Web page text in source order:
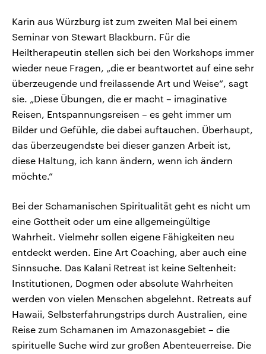
Karin aus Würzburg ist zum zweiten Mal bei einem
Seminar von Stewart Blackburn. Für die
Heiltherapeutin stellen sich bei den Workshops immer
wieder neue Fragen, „die er beantwortet auf eine sehr
überzeugende und freilassende Art und Weise“, sagt
sie. „Diese Übungen, die er macht – imaginative
Reisen, Entspannungsreisen – es geht immer um
Bilder und Gefühle, die dabei auftauchen. Überhaupt,
das überzeugendste bei dieser ganzen Arbeit ist,
diese Haltung, ich kann ändern, wenn ich ändern
möchte.“
Bei der Schamanischen Spiritualität geht es nicht um
eine Gottheit oder um eine allgemeingültige
Wahrheit. Vielmehr sollen eigene Fähigkeiten neu
entdeckt werden. Eine Art Coaching, aber auch eine
Sinnsuche. Das Kalani Retreat ist keine Seltenheit:
Institutionen, Dogmen oder absolute Wahrheiten
werden von vielen Menschen abgelehnt. Retreats auf
Hawaii, Selbsterfahrungstrips durch Australien, eine
Reise zum Schamanen im Amazonasgebiet – die
spirituelle Suche wird zur großen Abenteuerreise. Die